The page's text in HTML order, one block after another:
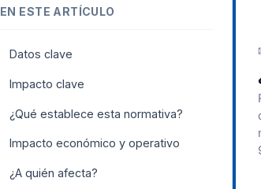
EN ESTE ARTÍCULO
Datos clave
Impacto clave
¿Qué establece esta normativa?
Impacto económico y operativo
¿A quién afecta?